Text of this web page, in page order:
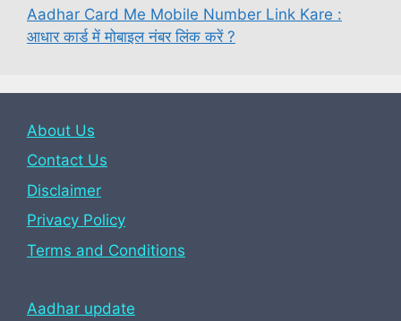
Aadhar Card Me Mobile Number Link Kare :
आधार कार्ड में मोबाइल नंबर लिंक करें ?
About Us
Contact Us
Disclaimer
Privacy Policy
Terms and Conditions
Aadhar update